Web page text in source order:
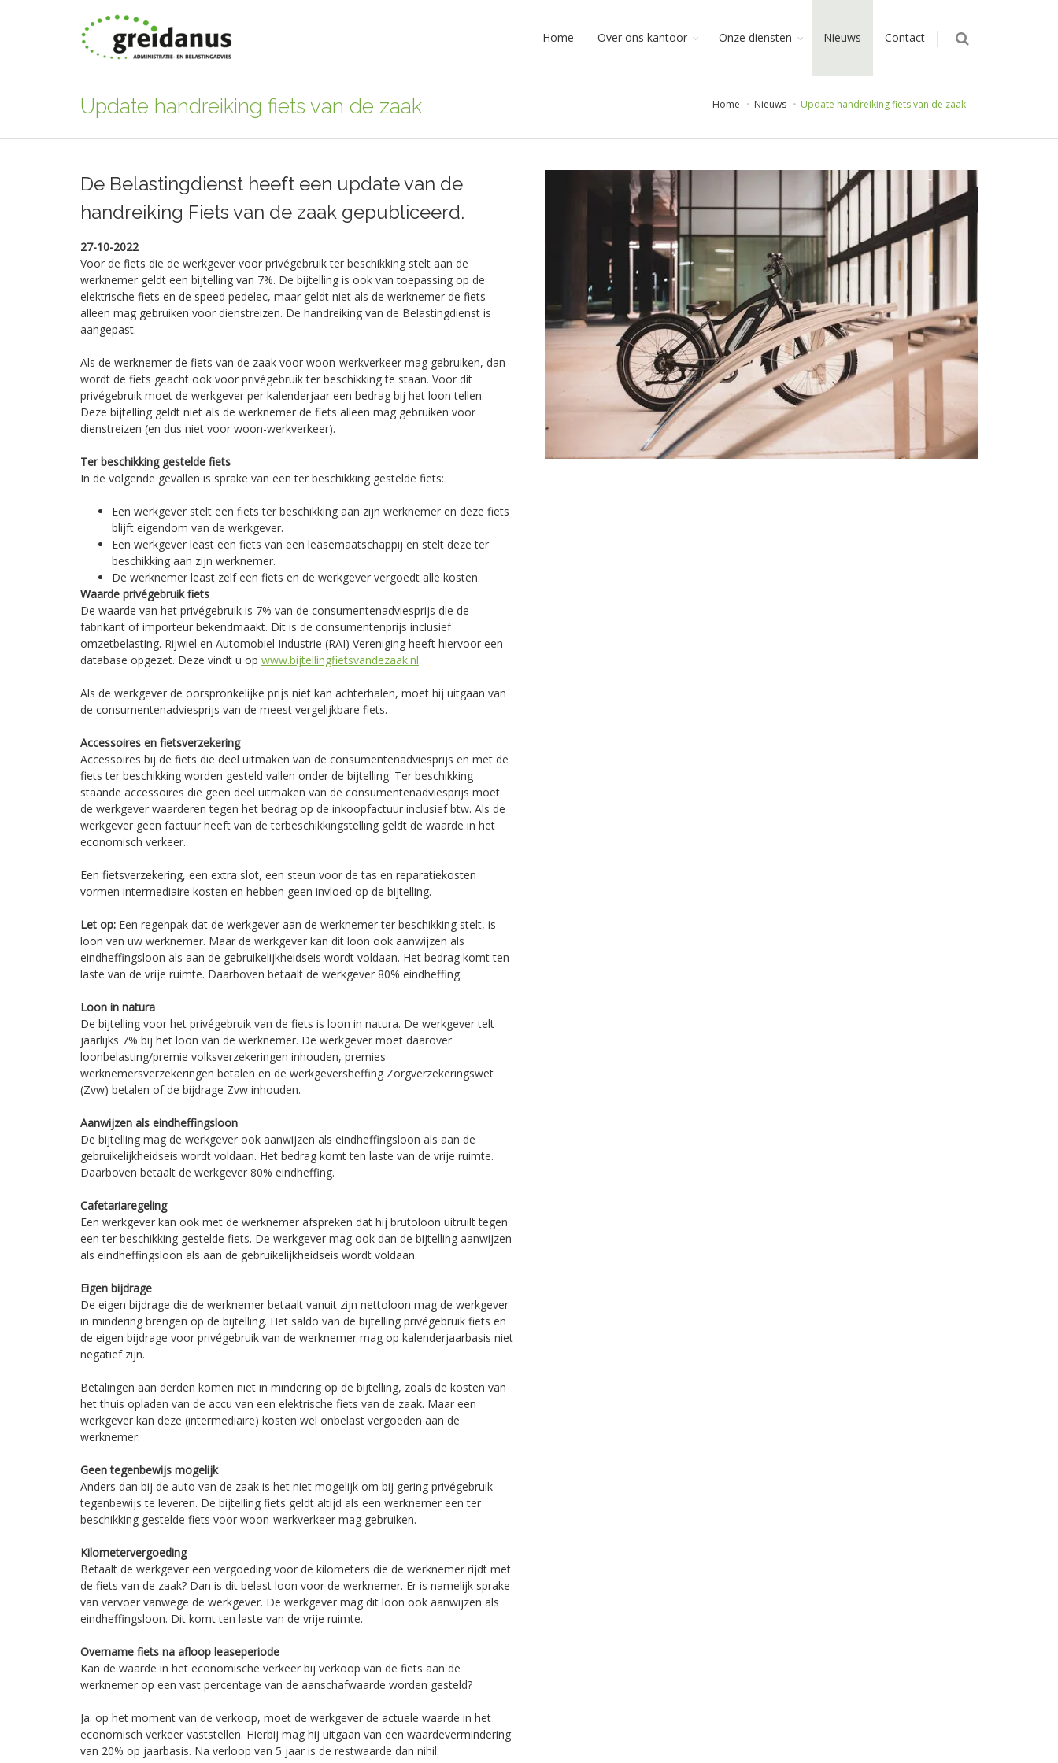
Home Over ons kantoor Onze diensten Nieuws Contact
Home Nieuws Update handreiking fiets van de zaak
Update handreiking fiets van de zaak
De Belastingdienst heeft een update van de
handreiking Fiets van de zaak gepubliceerd.
27-10-2022
Voor de fiets die de werkgever voor privégebruik ter beschikking stelt aan de
werknemer geldt een bijtelling van 7%. De bijtelling is ook van toepassing op de
elektrische fiets en de speed pedelec, maar geldt niet als de werknemer de fiets
alleen mag gebruiken voor dienstreizen. De handreiking van de Belastingdienst is
aangepast.
Als de werknemer de fiets van de zaak voor woon-werkverkeer mag gebruiken, dan
wordt de fiets geacht ook voor privégebruik ter beschikking te staan. Voor dit
privégebruik moet de werkgever per kalenderjaar een bedrag bij het loon tellen.
Deze bijtelling geldt niet als de werknemer de fiets alleen mag gebruiken voor
dienstreizen (en dus niet voor woon-werkverkeer).
Ter beschikking gestelde fiets
In de volgende gevallen is sprake van een ter beschikking gestelde fiets:
Een werkgever stelt een fiets ter beschikking aan zijn werknemer en deze fiets
blijft eigendom van de werkgever.
Een werkgever least een fiets van een leasemaatschappij en stelt deze ter
beschikking aan zijn werknemer.
De werknemer least zelf een fiets en de werkgever vergoedt alle kosten.
Waarde privégebruik fiets
De waarde van het privégebruik is 7% van de consumentenadviesprijs die de
fabrikant of importeur bekendmaakt. Dit is de consumentenprijs inclusief
omzetbelasting. Rijwiel en Automobiel Industrie (RAI) Vereniging heeft hiervoor een
database opgezet. Deze vindt u op www.bijtellingfietsvandezaak.nl.
Als de werkgever de oorspronkelijke prijs niet kan achterhalen, moet hij uitgaan van
de consumentenadviesprijs van de meest vergelijkbare fiets.
Accessoires en fietsverzekering
Accessoires bij de fiets die deel uitmaken van de consumentenadviesprijs en met de
fiets ter beschikking worden gesteld vallen onder de bijtelling. Ter beschikking
staande accessoires die geen deel uitmaken van de consumentenadviesprijs moet
de werkgever waarderen tegen het bedrag op de inkoopfactuur inclusief btw. Als de
werkgever geen factuur heeft van de terbeschikkingstelling geldt de waarde in het
economisch verkeer.
Een fietsverzekering, een extra slot, een steun voor de tas en reparatiekosten
vormen intermediaire kosten en hebben geen invloed op de bijtelling.
Let op: Een regenpak dat de werkgever aan de werknemer ter beschikking stelt, is
loon van uw werknemer. Maar de werkgever kan dit loon ook aanwijzen als
eindheffingsloon als aan de gebruikelijkheidseis wordt voldaan. Het bedrag komt ten
laste van de vrije ruimte. Daarboven betaalt de werkgever 80% eindheffing.
Loon in natura
De bijtelling voor het privégebruik van de fiets is loon in natura. De werkgever telt
jaarlijks 7% bij het loon van de werknemer. De werkgever moet daarover
loonbelasting/premie volksverzekeringen inhouden, premies
werknemersverzekeringen betalen en de werkgeversheffing Zorgverzekeringswet
(Zvw) betalen of de bijdrage Zvw inhouden.
Aanwijzen als eindheffingsloon
De bijtelling mag de werkgever ook aanwijzen als eindheffingsloon als aan de
gebruikelijkheidseis wordt voldaan. Het bedrag komt ten laste van de vrije ruimte.
Daarboven betaalt de werkgever 80% eindheffing.
Cafetariaregeling
Een werkgever kan ook met de werknemer afspreken dat hij brutoloon uitruilt tegen
een ter beschikking gestelde fiets. De werkgever mag ook dan de bijtelling aanwijzen
als eindheffingsloon als aan de gebruikelijkheidseis wordt voldaan.
Eigen bijdrage
De eigen bijdrage die de werknemer betaalt vanuit zijn nettoloon mag de werkgever
in mindering brengen op de bijtelling. Het saldo van de bijtelling privégebruik fiets en
de eigen bijdrage voor privégebruik van de werknemer mag op kalenderjaarbasis niet
negatief zijn.
Betalingen aan derden komen niet in mindering op de bijtelling, zoals de kosten van
het thuis opladen van de accu van een elektrische fiets van de zaak. Maar een
werkgever kan deze (intermediaire) kosten wel onbelast vergoeden aan de
werknemer.
Geen tegenbewijs mogelijk
Anders dan bij de auto van de zaak is het niet mogelijk om bij gering privégebruik
tegenbewijs te leveren. De bijtelling fiets geldt altijd als een werknemer een ter
beschikking gestelde fiets voor woon-werkverkeer mag gebruiken.
Kilometervergoeding
Betaalt de werkgever een vergoeding voor de kilometers die de werknemer rijdt met
de fiets van de zaak? Dan is dit belast loon voor de werknemer. Er is namelijk sprake
van vervoer vanwege de werkgever. De werkgever mag dit loon ook aanwijzen als
eindheffingsloon. Dit komt ten laste van de vrije ruimte.
Overname fiets na afloop leaseperiode
Kan de waarde in het economische verkeer bij verkoop van de fiets aan de
werknemer op een vast percentage van de aanschafwaarde worden gesteld?
Ja: op het moment van de verkoop, moet de werkgever de actuele waarde in het
economisch verkeer vaststellen. Hierbij mag hij uitgaan van een waardevermindering
van 20% op jaarbasis. Na verloop van 5 jaar is de restwaarde dan nihil.